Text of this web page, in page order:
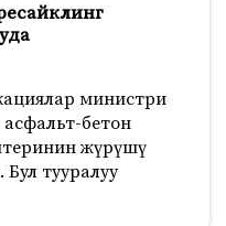
министри
бетон
жүрүшү
тууралуу